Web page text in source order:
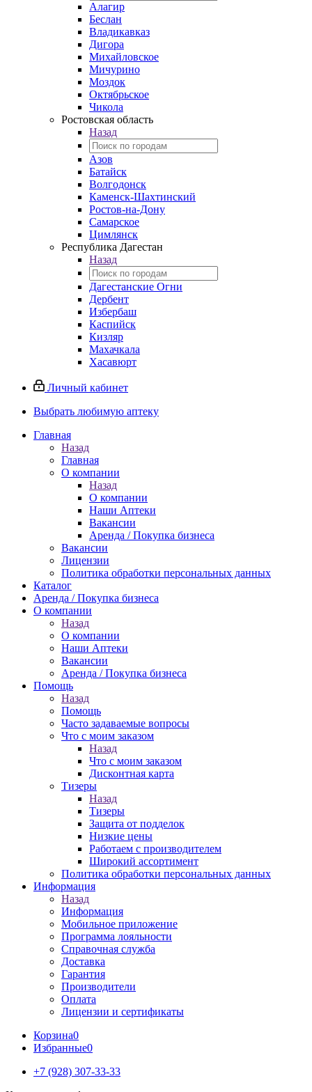
Алагир
Беслан
Владикавказ
Дигора
Михайловское
Мичурино
Моздок
Октябрьское
Чикола
Ростовская область
Назад
Азов
Батайск
Волгодонск
Каменск-Шахтинский
Ростов-на-Дону
Самарское
Цимлянск
Республика Дагестан
Назад
Дагестанские Огни
Дербент
Избербаш
Каспийск
Кизляр
Махачкала
Хасавюрт
Личный кабинет
Выбрать любимую аптеку
Главная
Назад
Главная
О компании
Назад
О компании
Наши Аптеки
Вакансии
Аренда / Покупка бизнеса
Вакансии
Лицензии
Политика обработки персональных данных
Каталог
Аренда / Покупка бизнеса
О компании
Назад
О компании
Наши Аптеки
Вакансии
Аренда / Покупка бизнеса
Помощь
Назад
Помощь
Часто задаваемые вопросы
Что с моим заказом
Назад
Что с моим заказом
Дисконтная карта
Тизеры
Назад
Тизеры
Защита от подделок
Низкие цены
Работаем с производителем
Широкий ассортимент
Политика обработки персональных данных
Информация
Назад
Информация
Мобильное приложение
Программа лояльности
Справочная служба
Доставка
Гарантия
Производители
Оплата
Лицензии и сертификаты
Корзина0
Избранные0
+7 (928) 307-33-33